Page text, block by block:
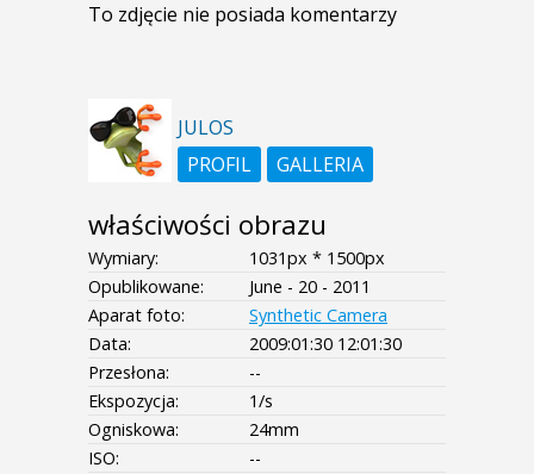
To zdjęcie nie posiada komentarzy
JULOS
PROFIL
GALLERIA
właściwości obrazu
Wymiary:
1031px * 1500px
Opublikowane:
June - 20 - 2011
Aparat foto:
Synthetic Camera
Data:
2009:01:30 12:01:30
Przesłona:
--
Ekspozycja:
1/s
Ogniskowa:
24mm
ISO:
--